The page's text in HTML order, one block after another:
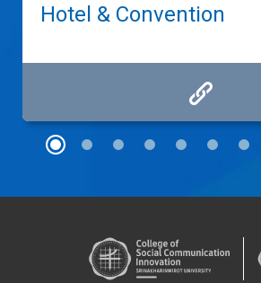
Hotel & Convention